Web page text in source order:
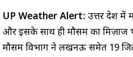
UP Weather Alert: उत्तर प्रदेश
और इसके साथ ही मौसम का मिज़ाज
मौसम विभाग ने लखनऊ समेत 19